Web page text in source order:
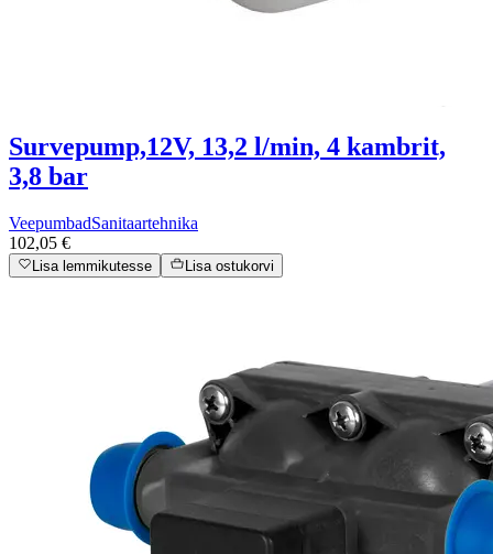
Survepump,12V, 13,2 l/min, 4 kambrit,
3,8 bar
VeepumbadSanitaartehnika
102,05 €
Lisa lemmikutesse Lisa ostukorvi